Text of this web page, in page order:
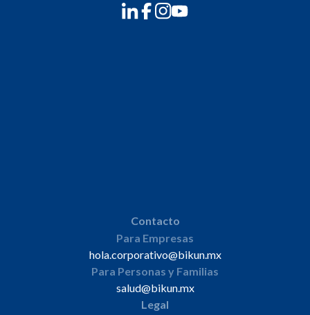
Contacto
Para Empresas
hola.corporativo@bikun.mx
Para Personas y Familias
salud@bikun.mx
Legal